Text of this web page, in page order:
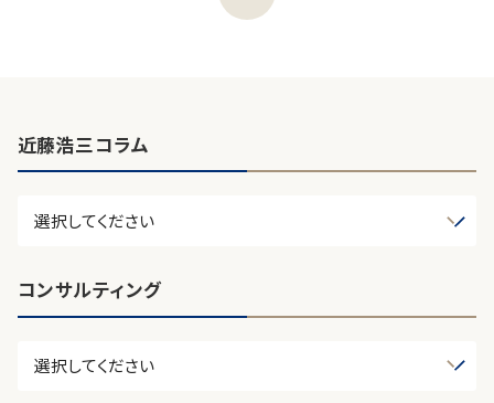
近藤浩三コラム
コンサルティング